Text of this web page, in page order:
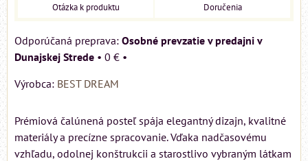
Otázka k produktu Doručenia
Osobné prevzatie v predajni v
Dunajskej Strede • 0 € •
Výrobca: BEST DREAM
Prémiová čalúnená posteľ spája elegantný dizajn, kvalitné
materiály a precízne spracovanie. Vďaka nadčasovému
vzhľadu, odolnej konštrukcii a starostlivo vybraným látkam